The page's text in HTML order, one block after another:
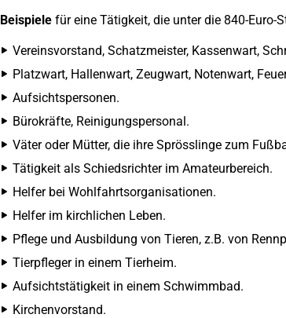
Beispielefür eine Tätigkeit, die unter die 840-Euro-
Vereinsvorstand, Schatzmeister, Kassenwart,
Platzwart, Hallenwart, Zeugwart, Notenwart,
Aufsichtspersonen.
Bürokräfte, Reinigungspersonal.
Väter oder Mütter, die ihre Sprösslinge zum
Tätigkeit als Schiedsrichter im Amateurbereich.
Helfer bei Wohlfahrtsorganisationen.
Helfer im kirchlichen Leben.
Pflege und Ausbildung von Tieren, z.B. von
Tierpfleger in einem Tierheim.
Aufsichtstätigkeit in einem Schwimmbad.
Kirchenvorstand.